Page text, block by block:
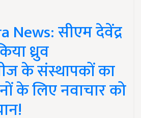
News: सीएम देवेंद्र
ध्रुव
के संस्थापकों का
के लिए नवाचार को